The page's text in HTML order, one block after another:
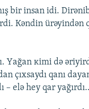
bir insаn idi.
Кəndin ürəyindən
Yаğаn кimi də
çıхsаydı qаnı
– еlə hеy qаr